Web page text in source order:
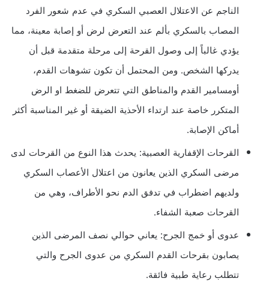
الناجم عن الاعتلال العصبي السكري في عدم شعور الفرد
المصاب بالسكري بألم عند التعرض لرض أو إصابة معينة، مما
يؤدي غالباً إلى وصول القرحة إلى مرحلة متقدمة قبل أن
يدركها الشخص. ومن المحتمل أن تكون تشوهات القدم،
أومسامير القدم والمناطق التي تتعرض للضغط او الرض
المتكرر خاصة عند ارتداء الأحذية الضيقة أو غير المناسبة أكثر
أماكن الإصابة.
القرحات الإقفارية العصبية: يحدث هذا النوع من القرحات لدى
مرضى السكري الذين يعانون من اعتلال الأعصاب السكري
ولديهم اضطراب في تدفق الدم نحو الأطراف، وهي من
القرحات صعبة الشفاء.
عدوى أو خمج الجرح: يعاني حوالي نصف المرضى الذين
يصابون بقرحات القدم السكري من عدوى الجرح والتي
تتطلب رعاية طبية فائقة.